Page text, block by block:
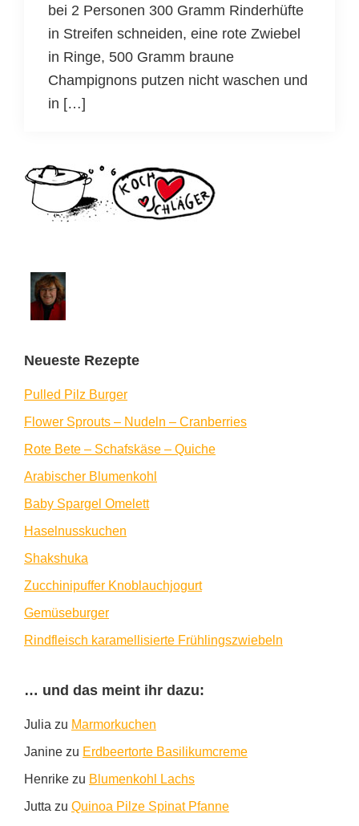
bei 2 Personen 300 Gramm Rinderhüfte
in Streifen schneiden, eine rote Zwiebel
in Ringe, 500 Gramm braune
Champignons putzen nicht waschen und
in […]
Seitenspalte
Neueste Rezepte
Pulled Pilz Burger
Flower Sprouts – Nudeln – Cranberries
Rote Bete – Schafskäse – Quiche
Arabischer Blumenkohl
Baby Spargel Omelett
Haselnusskuchen
Shakshuka
Zucchinipuffer Knoblauchjogurt
Gemüseburger
Rindfleisch karamellisierte Frühlingszwiebeln
… und das meint ihr dazu:
Julia zu Marmorkuchen
Janine zu Erdbeertorte Basilikumcreme
Henrike zu Blumenkohl Lachs
Jutta zu Quinoa Pilze Spinat Pfanne